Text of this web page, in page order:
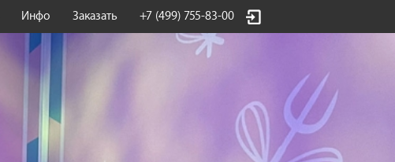
Инфо Заказать +7 (499) 755-83-00